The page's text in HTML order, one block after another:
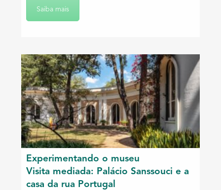
Saiba mais
Experimentando o museu
Visita mediada: Palácio Sanssouci e a
casa da rua Portugal